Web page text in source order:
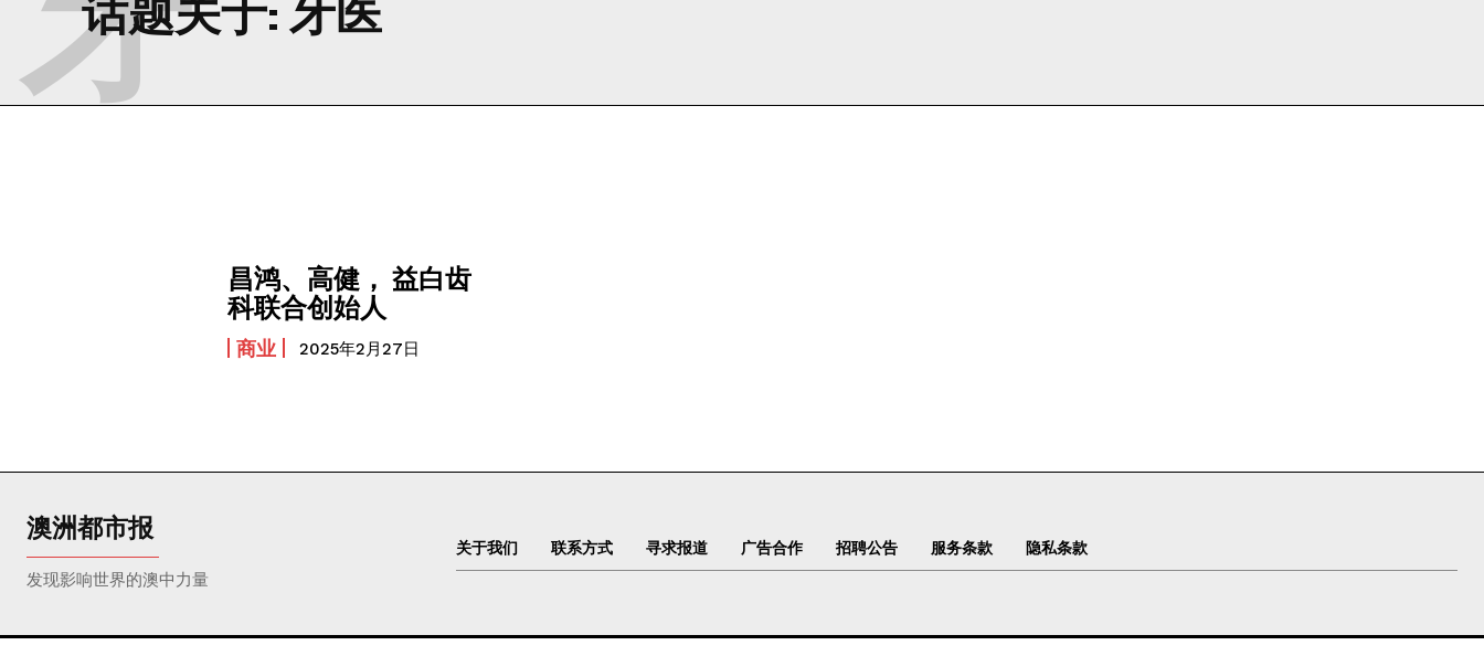
话题关于: 牙医
昌鸿、高健， 益白齿
科联合创始人
商业 2025年2月27日
澳洲都市报
发现影响世界的澳中力量
关于我们 联系方式 寻求报道 广告合作 招聘公告 服务条款 隐私条款